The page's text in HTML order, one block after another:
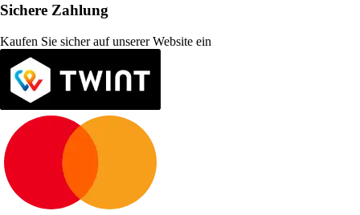
Sichere Zahlung
Kaufen Sie sicher auf unserer Website ein